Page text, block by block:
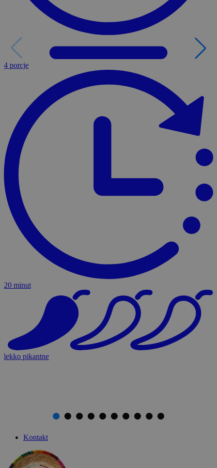
4 porcje
20 minut
lekko pikantne
Kontakt